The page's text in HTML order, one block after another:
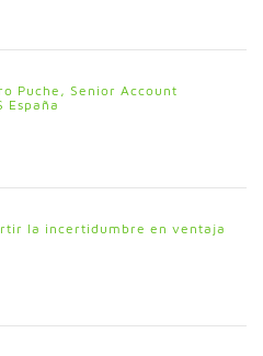
Puche, Senior Account
España
la incertidumbre en ventaja